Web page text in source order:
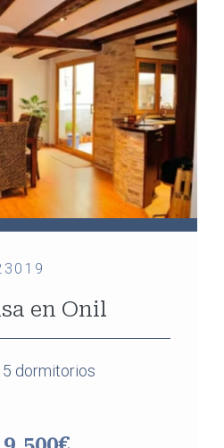
en Onil
5 dormitorios